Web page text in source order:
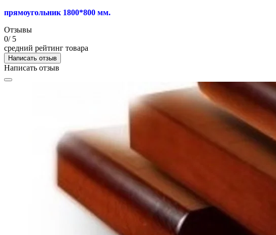
прямоугольник 1800*800 мм.
Отзывы
0/ 5
средний рейтинг товара
Написать отзыв
Написать отзыв